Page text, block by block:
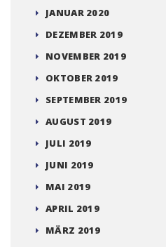
JANUAR 2020
DEZEMBER 2019
NOVEMBER 2019
OKTOBER 2019
SEPTEMBER 2019
AUGUST 2019
JULI 2019
JUNI 2019
MAI 2019
APRIL 2019
MÄRZ 2019